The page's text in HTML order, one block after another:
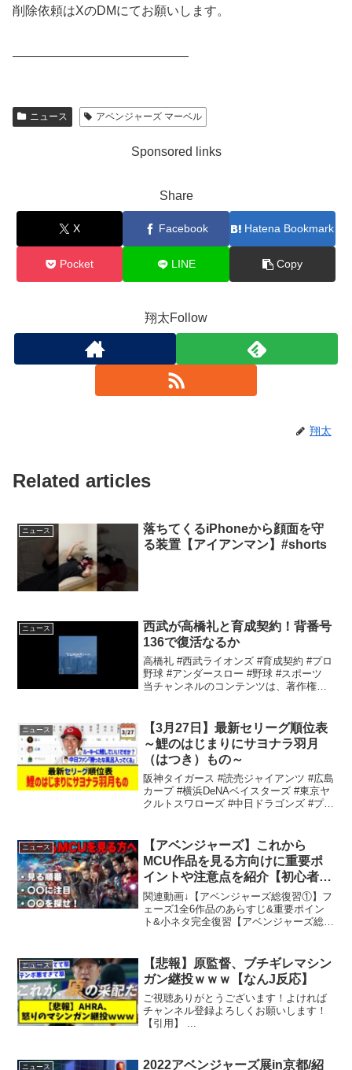
削除依頼はXのDMにてお願いします。
——————————————
ニュース アベンジャーズ マーベル
Sponsored links
Share
X Facebook Hatena Bookmark
Pocket LINE Copy
翔太Follow
翔太
Related articles
ニュース
落ちてくるiPhoneから顔面を守
る装置【アイアンマン】#shorts
ニュース
西武が高橋礼と育成契約！背番号
136で復活なるか
高橋礼 #西武ライオンズ #育成契約 #プロ
野球 #アンダースロー #野球 #スポーツ
当チャンネルのコンテンツは、著作権侵
ニュース
【3月27日】最新セリーグ順位表
～鯉のはじまりにサヨナラ羽月
（はつき）もの～
阪神タイガース #読売ジャイアンツ #広島
カープ #横浜DeNAベイスターズ #東京ヤ
クルトスワローズ #中日ドラゴンズ #プロ
ニュース
【アベンジャーズ】これから
MCU作品を見る方向けに重要ポ
イントや注意点を紹介【初心者向
け】
関連動画↓【アベンジャーズ総復習①】フ
ェーズ1全6作品のあらすじ&重要ポイン
ト&小ネタ完全復習【アベンジャーズ総復
CHANNEL Mk2(映画情報サイト)】 Twit...
ニュース
【悲報】原監督、ブチギレマシン
ガン継投ｗｗｗ【なんJ反応】
ご視聴ありがとうございます！よければ
チャンネル登録よろしくお願いします！
【引用】 ...
ニュース
2022アベンジャーズ展in京都/紹